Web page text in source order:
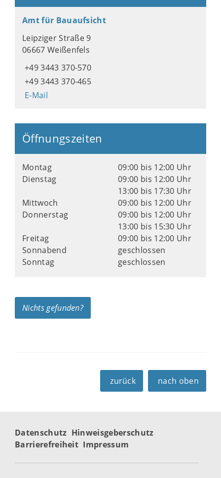
Amt für Bauaufsicht
Leipziger Straße 9
06667 Weißenfels
+49 3443 370-570
+49 3443 370-465
E-Mail
Öffnungszeiten
Montag
09:00 bis 12:00 Uhr
Dienstag
09:00 bis 12:00 Uhr
13:00 bis 17:30 Uhr
Mittwoch
09:00 bis 12:00 Uhr
Donnerstag
09:00 bis 12:00 Uhr
13:00 bis 15:30 Uhr
Freitag
09:00 bis 12:00 Uhr
Sonnabend
geschlossen
Sonntag
geschlossen
Nichts gefunden?
zurück nach oben
Datenschutz Hinweisgeberschutz
Barrierefreiheit Impressum